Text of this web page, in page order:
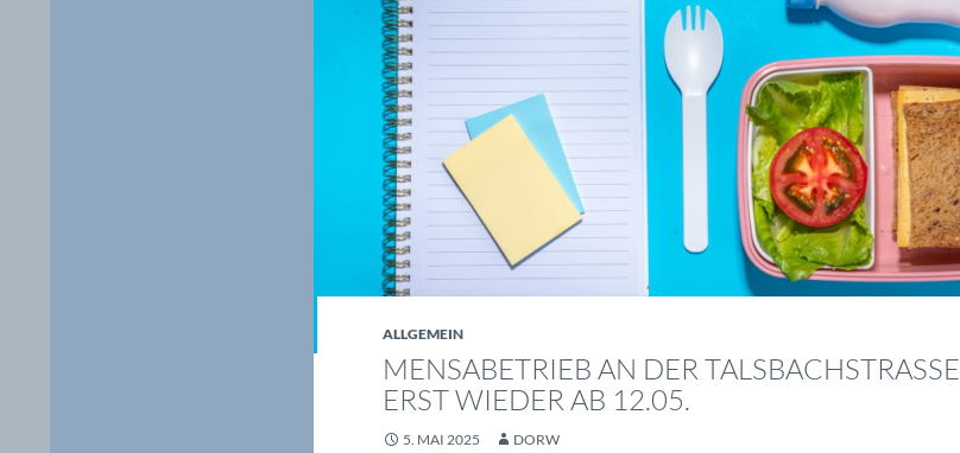
ALLGEMEIN
MENSABETRIEB AN DER TALSBACHSTRASSE E
RST WIEDER AB 12.05.
5. MAI 2025 DORW